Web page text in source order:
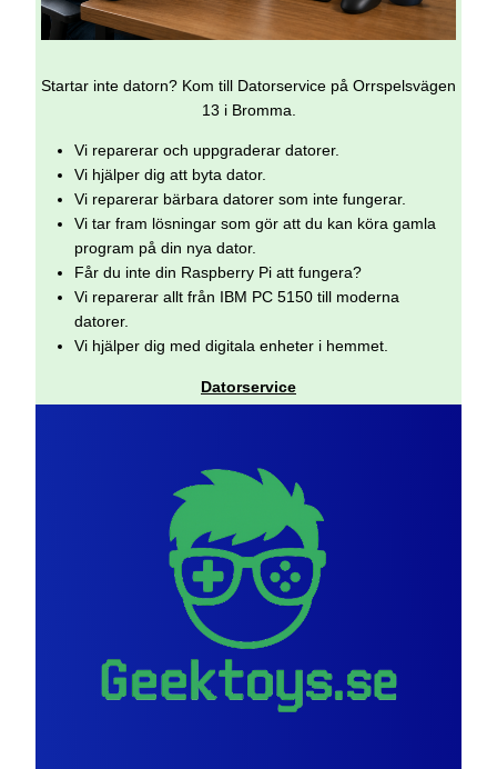
Startar inte datorn? Kom till Datorservice på Orrspelsvägen
13 i Bromma.
Vi reparerar och uppgraderar datorer.
Vi hjälper dig att byta dator.
Vi reparerar bärbara datorer som inte fungerar.
Vi tar fram lösningar som gör att du kan köra gamla
program på din nya dator.
Får du inte din Raspberry Pi att fungera?
Vi reparerar allt från IBM PC 5150 till moderna
datorer.
Vi hjälper dig med digitala enheter i hemmet.
Datorservice